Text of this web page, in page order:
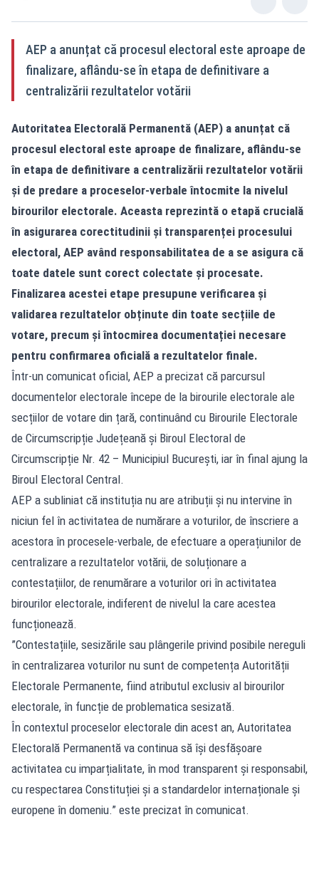
AEP a anunțat că procesul electoral este aproape de
finalizare, aflându-se în etapa de definitivare a
centralizării rezultatelor votării
Autoritatea Electorală Permanentă (AEP) a anunțat că
procesul electoral este aproape de finalizare, aflându-se
în etapa de definitivare a centralizării rezultatelor votării
și de predare a proceselor-verbale întocmite la nivelul
birourilor electorale. Aceasta reprezintă o etapă crucială
în asigurarea corectitudinii și transparenței procesului
electoral, AEP având responsabilitatea de a se asigura că
toate datele sunt corect colectate și procesate.
Finalizarea acestei etape presupune verificarea și
validarea rezultatelor obținute din toate secțiile de
votare, precum și întocmirea documentației necesare
pentru confirmarea oficială a rezultatelor finale.
Într-un comunicat oficial, AEP a precizat că parcursul
documentelor electorale începe de la birourile electorale ale
secțiilor de votare din țară, continuând cu Birourile Electorale
de Circumscripție Județeană și Biroul Electoral de
Circumscripție Nr. 42 – Municipiul București, iar în final ajung la
Biroul Electoral Central.
AEP a subliniat că instituția nu are atribuții și nu intervine în
niciun fel în activitatea de numărare a voturilor, de înscriere a
acestora în procesele-verbale, de efectuare a operațiunilor de
centralizare a rezultatelor votării, de soluționare a
contestațiilor, de renumărare a voturilor ori în activitatea
birourilor electorale, indiferent de nivelul la care acestea
funcționează.
”Contestațiile, sesizările sau plângerile privind posibile nereguli
în centralizarea voturilor nu sunt de competența Autorității
Electorale Permanente, fiind atributul exclusiv al birourilor
electorale, în funcție de problematica sesizată.
În contextul proceselor electorale din acest an, Autoritatea
Electorală Permanentă va continua să își desfășoare
activitatea cu imparțialitate, în mod transparent și responsabil,
cu respectarea Constituției și a standardelor internaționale și
europene în domeniu.” este precizat în comunicat.